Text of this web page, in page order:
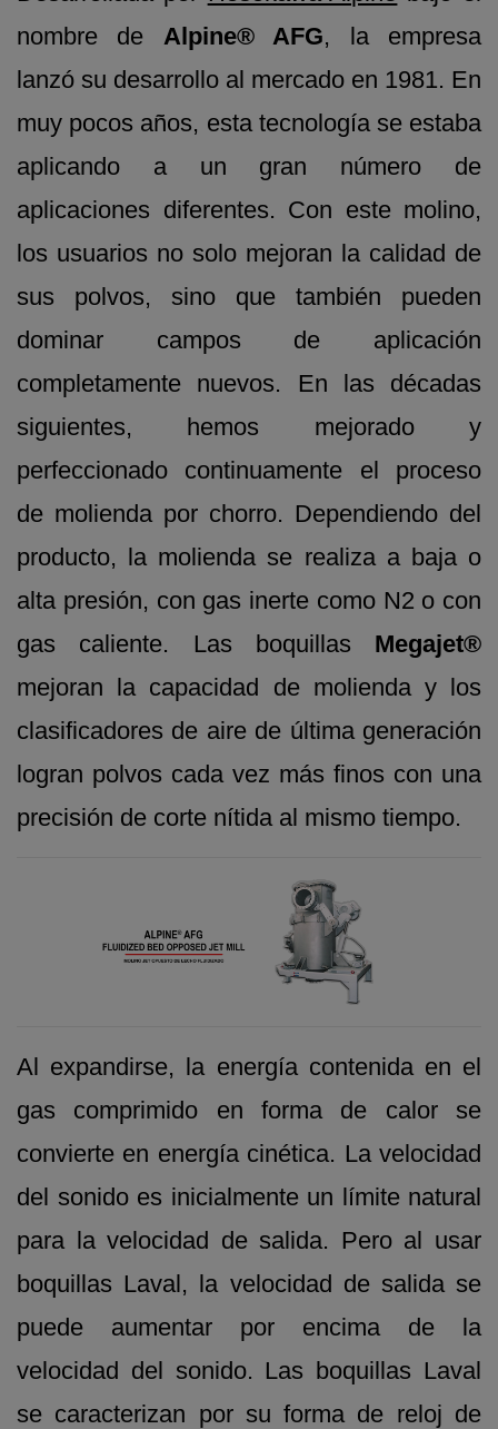
nombre de Alpine® AFG, la empresa
lanzó su desarrollo al mercado en 1981. En
muy pocos años, esta tecnología se estaba
aplicando a un gran número de
aplicaciones diferentes. Con este molino,
los usuarios no solo mejoran la calidad de
sus polvos, sino que también pueden
dominar campos de aplicación
completamente nuevos. En las décadas
siguientes, hemos mejorado y
perfeccionado continuamente el proceso
de molienda por chorro. Dependiendo del
producto, la molienda se realiza a baja o
alta presión, con gas inerte como N2 o con
gas caliente. Las boquillas Megajet®
mejoran la capacidad de molienda y los
clasificadores de aire de última generación
logran polvos cada vez más finos con una
precisión de corte nítida al mismo tiempo.
Al expandirse, la energía contenida en el
gas comprimido en forma de calor se
convierte en energía cinética. La velocidad
del sonido es inicialmente un límite natural
para la velocidad de salida. Pero al usar
boquillas Laval, la velocidad de salida se
puede aumentar por encima de la
velocidad del sonido. Las boquillas Laval
se caracterizan por su forma de reloj de